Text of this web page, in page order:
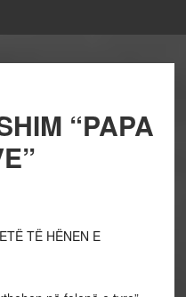
“PAPA
TË HËNEN E